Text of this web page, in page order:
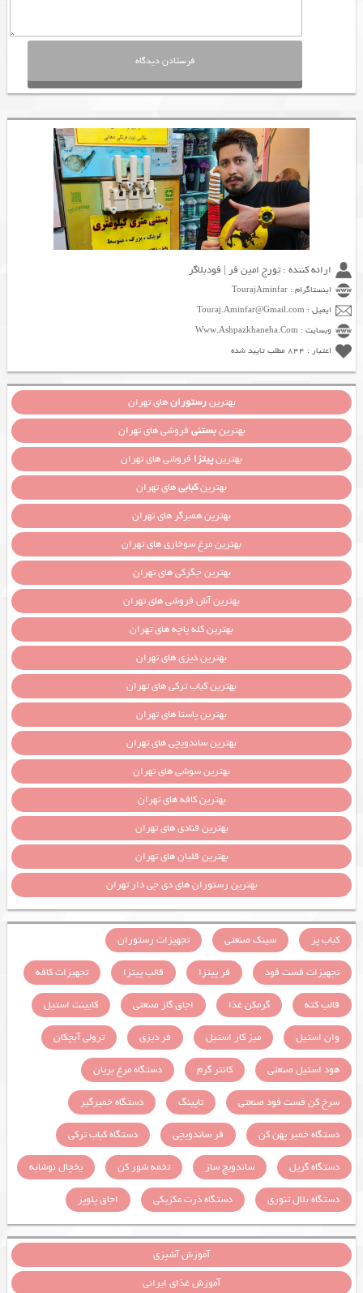
ارائه کننده : تورج امین فر | فودبلاگر
اینستاگرام : TourajAminfar
ایمیل : Touraj.Aminfar@Gmail.com
وبسایت : Www.Ashpazkhaneha.Com
اعتبار : 844 مطلب تایید شده
بهترینرستورانهای تهران
بهترینبستنی فروشی های تهران
بهترینپیتزا فروشی های تهران
بهترینکبابیهای تهران
بهترین همبرگر های تهران
بهترین مرغ سوخاری های تهران
بهترین جگرکی های تهران
بهترین آش فروشی های تهران
بهترین کله پاچه های تهران
بهترین دیزی های تهران
بهترین کباب ترکی های تهران
بهترین پاستا های تهران
بهترین ساندویچی های تهران
بهترین سوشی های تهران
بهترین کافه های تهران
بهترین قنادی های تهران
بهترین قلیان های تهران
بهترین رستوران های دی جی دار تهران
کباب پز سینک صنعتی
تجهیزات رستوران
تجهیزات فست فود
فر پیتزا قالب پیتزا
تجهیزات کافه
قالب کته
گرمکن غذا اجاق گاز صنعتی
کابینت استیل
وان استیل
میز کار استیل فر دیزی
ترولی آبچکان
هود استیل صنعتی
کانتر گرم
دستگاه مرغ بریان
سرخ کن فست فود صنعتی
تاپینگ
دستگاه خمیرگیر
دستگاه خمیر پهن کن
فر ساندویچی
دستگاه کباب ترکی
دستگاه گریل
ساندویچ ساز تخمه شور کن
یخچال نوشابه
دستگاه بلال تنوری
دستگاه ذرت مکزیکی اجاق پلوپز
آموزش آشپزی
آموزش غذای ایرانی